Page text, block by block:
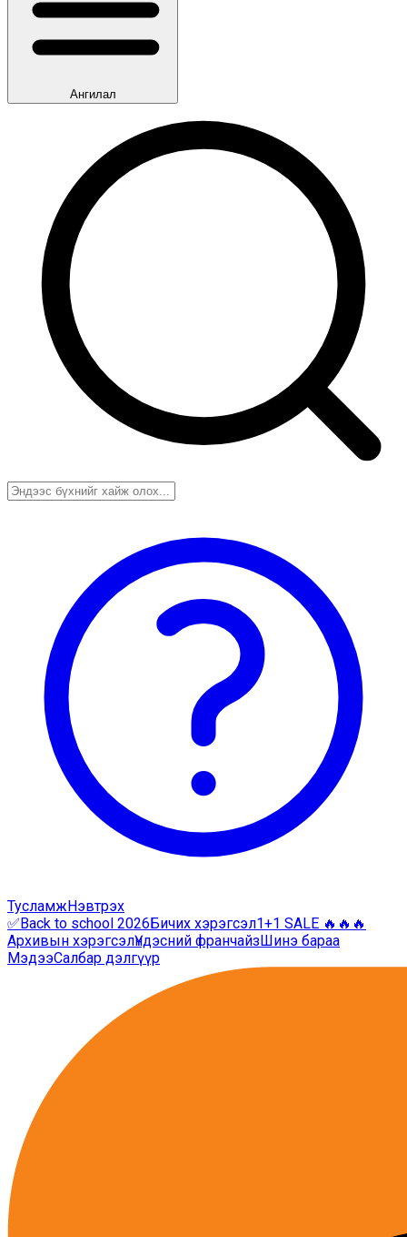
Ангилал
Тусламж Нэвтрэх
✅Back to school 2026 Бичих хэрэгсэл1+1 SALE 🔥🔥🔥
Архивын хэрэгсэлҮндэсний франчайз Шинэ бараа
МэдээСалбар дэлгүүр